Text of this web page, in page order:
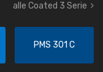
alle Coated 3 Serie
PMS 301 C